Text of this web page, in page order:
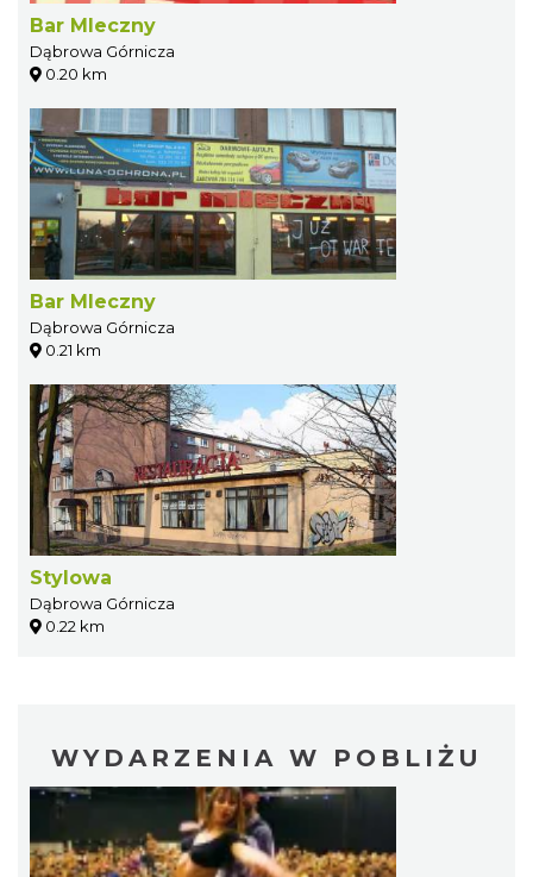
Bar Mleczny
Dąbrowa Górnicza
0.20 km
Bar Mleczny
Dąbrowa Górnicza
0.21 km
Stylowa
Dąbrowa Górnicza
0.22 km
WYDARZENIA W POBLIŻU